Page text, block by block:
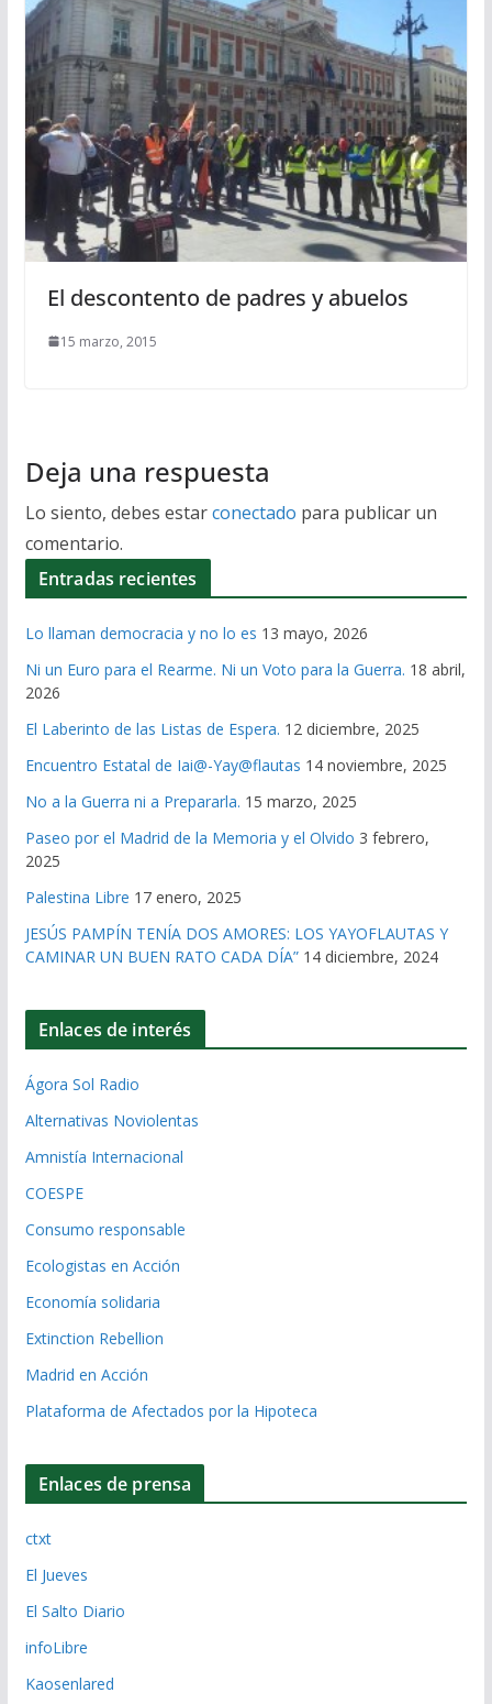
El descontento de padres y abuelos
15 marzo, 2015
Deja una respuesta
Lo siento, debes estarconectado para publicar un
comentario.
Entradas recientes
Lo llaman democracia y no lo es 13 mayo, 2026
Ni un Euro para el Rearme. Ni un Voto para la Guerra. 18 abril,
2026
El Laberinto de las Listas de Espera. 12 diciembre, 2025
Encuentro Estatal de Iai@-Yay@flautas 14 noviembre, 2025
No a la Guerra ni a Prepararla. 15 marzo, 2025
Paseo por el Madrid de la Memoria y el Olvido 3 febrero,
2025
Palestina Libre 17 enero, 2025
JESÚS PAMPÍN TENÍA DOS AMORES: LOS YAYOFLAUTAS Y
CAMINAR UN BUEN RATO CADA DÍA” 14 diciembre, 2024
Enlaces de interés
Ágora Sol Radio
Alternativas Noviolentas
Amnistía Internacional
COESPE
Consumo responsable
Ecologistas en Acción
Economía solidaria
Extinction Rebellion
Madrid en Acción
Plataforma de Afectados por la Hipoteca
Enlaces de prensa
ctxt
El Jueves
El Salto Diario
infoLibre
Kaosenlared